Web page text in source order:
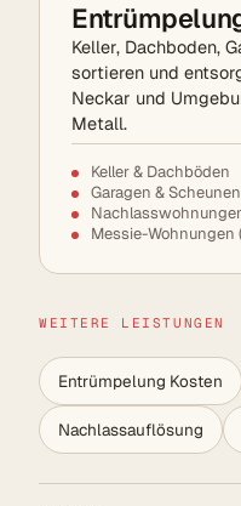
Keller, Dachboden,
sortieren und
Neckar und
Metall.
Keller & Dachböden
Garagen & Scheunen
Messie-Wohnungen
WEITERE LEISTUNGEN
Entrümpelung Kosten
Nachlassauflösung